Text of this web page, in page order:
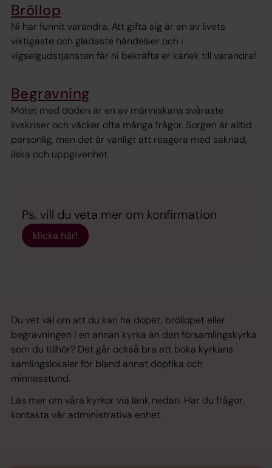
Bröllop
Ni har funnit varandra. Att gifta sig är en av livets
viktigaste och gladaste händelser och i
vigselgudstjänsten får ni bekräfta er kärlek till varandra!
Begravning
Mötet med döden är en av människans svåraste
livskriser och väcker ofta många frågor. Sorgen är alltid
personlig, men det är vanligt att reagera med saknad,
ilska och uppgivenhet.
Ps. vill du veta mer om konfirmation
klicka här!
Du vet väl om att du kan ha dopet, bröllopet eller
begravningen i en annan kyrka än den församlingskyrka
som du tillhör? Det går också bra att boka kyrkans
samlingslokaler för bland annat dopfika och
minnesstund.
Läs mer om våra kyrkor via länk nedan. Har du frågor,
kontakta vår administrativa enhet.